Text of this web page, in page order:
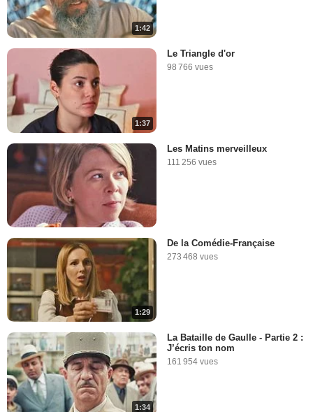
1:42
1:37
Le Triangle d'or
98 766 vues
Les Matins merveilleux
111 256 vues
1:29
De la Comédie-Française
273 468 vues
1:34
La Bataille de Gaulle - Partie 2 :
J’écris ton nom
161 954 vues